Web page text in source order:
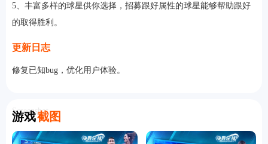
5、丰富多样的球星供你选择，招募跟好属性的球星能够帮助跟好
的取得胜利。
更新日志
修复已知bug，优化用户体验。
游戏截图
Screenshot